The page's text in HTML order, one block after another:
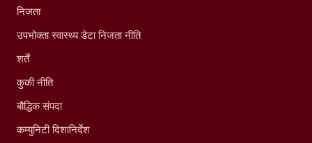
निजता
उपभोक्ता स्वास्थ्य डेटा निजता नीति
शर्तें
कुकी नीति
बौद्धिक संपदा
कम्युनिटी दिशानिर्देश